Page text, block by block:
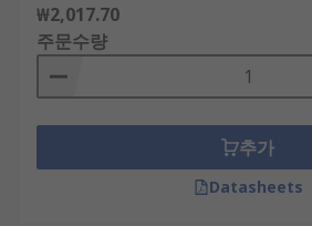
₩2,017.70
주문수량
추가
Datasheets